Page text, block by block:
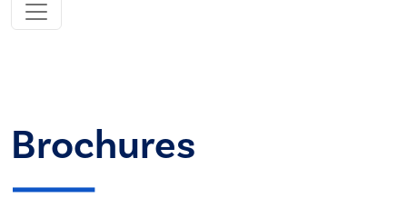
Brochures